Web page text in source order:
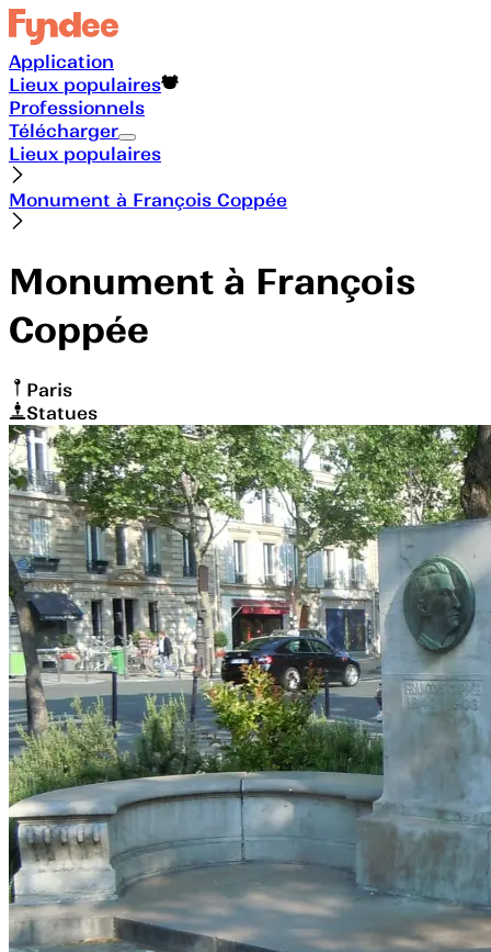
Application
Lieux populaires
Professionnels
Télécharger
Lieux populaires
Monument à François Coppée
Monument à François
Coppée
Paris
Statues